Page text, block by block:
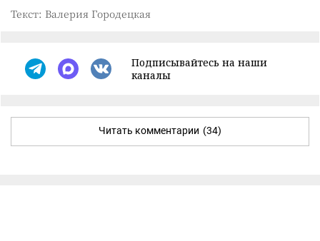
Текст: Валерия Городецкая
Подписывайтесь на наши
каналы
Читать комментарии (34)